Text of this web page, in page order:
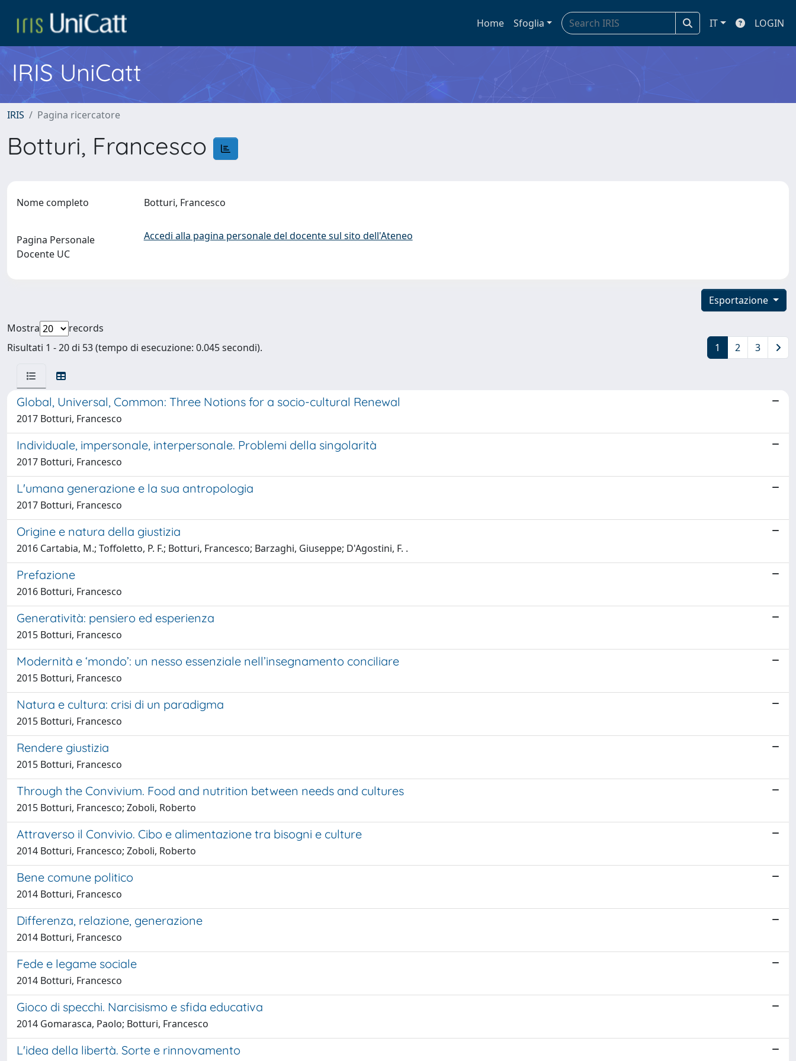
Home Sfoglia IT LOGIN
IRIS UniCatt
IRIS Pagina ricercatore
Botturi, Francesco
Nome completo Botturi, Francesco
Pagina Personale
Docente UC
Accedi alla pagina personale del docente sul sito dell'Ateneo
Esportazione
Mostra
records
Risultati 1 - 20 di 53 (tempo di esecuzione: 0.045 secondi).
1 2 3
Global, Universal, Common: Three Notions for a socio-cultural Renewal
2017 Botturi, Francesco
Individuale, impersonale, interpersonale. Problemi della singolarità
2017 Botturi, Francesco
L'umana generazione e la sua antropologia
2017 Botturi, Francesco
Origine e natura della giustizia
2016 Cartabia, M.; Toffoletto, P. F.; Botturi, Francesco; Barzaghi, Giuseppe; D'Agostini, F. .
Prefazione
2016 Botturi, Francesco
Generatività: pensiero ed esperienza
2015 Botturi, Francesco
Modernità e ‘mondo’: un nesso essenziale nell’insegnamento conciliare
2015 Botturi, Francesco
Natura e cultura: crisi di un paradigma
2015 Botturi, Francesco
Rendere giustizia
2015 Botturi, Francesco
Through the Convivium. Food and nutrition between needs and cultures
2015 Botturi, Francesco; Zoboli, Roberto
Attraverso il Convivio. Cibo e alimentazione tra bisogni e culture
2014 Botturi, Francesco; Zoboli, Roberto
Bene comune politico
2014 Botturi, Francesco
Differenza, relazione, generazione
2014 Botturi, Francesco
Fede e legame sociale
2014 Botturi, Francesco
Gioco di specchi. Narcisismo e sfida educativa
2014 Gomarasca, Paolo; Botturi, Francesco
L'idea della libertà. Sorte e rinnovamento